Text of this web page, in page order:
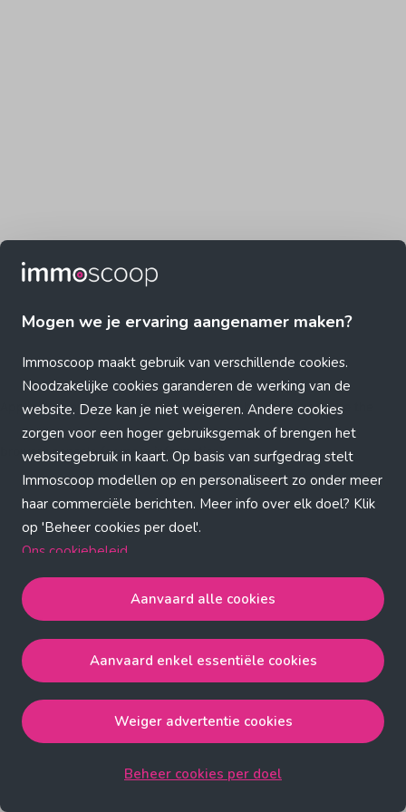
Mogen we je ervaring aangenamer maken?
Immoscoop maakt gebruik van verschillende cookies.
Noodzakelijke cookies garanderen de werking van de
website. Deze kan je niet weigeren. Andere cookies
zorgen voor een hoger gebruiksgemak of brengen het
websitegebruik in kaart. Op basis van surfgedrag stelt
Immoscoop modellen op en personaliseert zo onder meer
haar commerciële berichten. Meer info over elk doel? Klik
op 'Beheer cookies per doel'.
Ons cookiebeleid
Aanvaard alle cookiesgaat akkoord met de strict
noodzakelijke, analytische, functionele en advertentie
cookies.
de strict noodzakelijke cookies.
Weiger advertentie cookiesgaat akkoord met de strict
Aanvaard alle cookies
Aanvaard enkel essentiële cookies
Weiger advertentie cookies
Beheer cookies per doel
Application error: a client-side exception has occurred (see the
browser console for more information)